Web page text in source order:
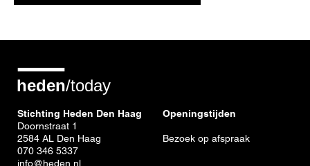
Stichting Heden Den Haag
Doornstraat 1
2584 AL Den Haag
070 346 5337
info@heden.nl
Openingstijden
Bezoek op afspraak